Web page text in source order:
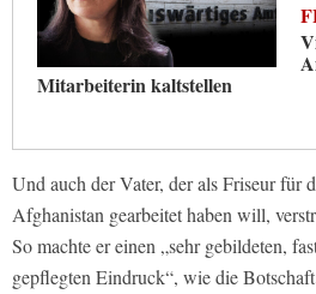
Mitarbeiterin kaltstellen
Und auch der Vater, der als Friseur für
Afghanistan gearbeitet haben will,
So machte er einen „sehr gebildeten,
gepflegten Eindruck“, wie die